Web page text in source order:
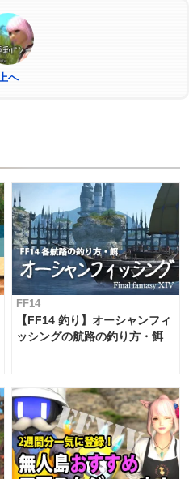
上へ
FF14
【FF14 釣り】オーシャンフィ
ッシングの航路の釣り方・餌